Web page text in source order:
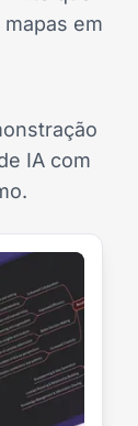
em
IA com